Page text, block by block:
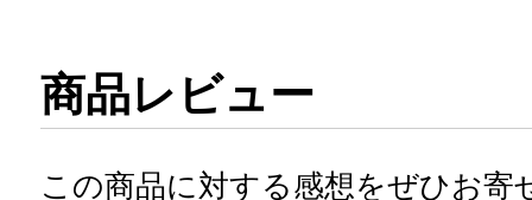
商品レビュー
この商品に対する感想をぜひお寄